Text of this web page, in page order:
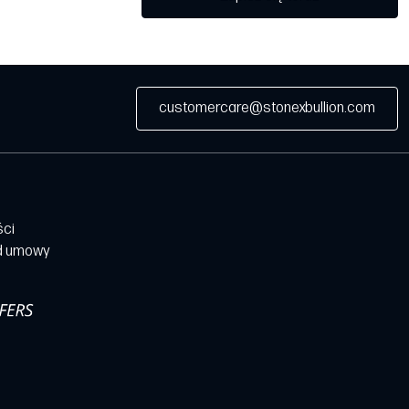
customercare@stonexbullion.com
umowy